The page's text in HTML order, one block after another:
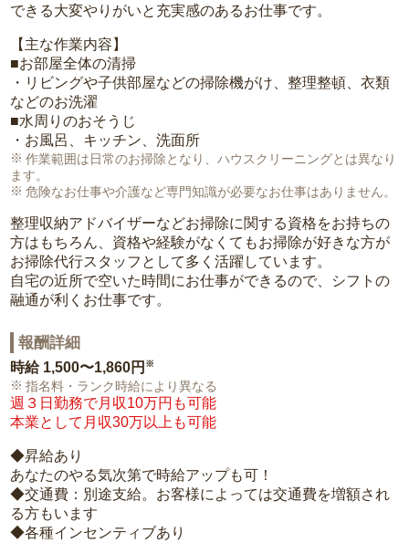
できる大変やりがいと充実感のあるお仕事です。
【主な作業内容】
■お部屋全体の清掃
・リビングや子供部屋などの掃除機がけ、整理整頓、衣類
などのお洗濯
■水周りのおそうじ
・お風呂、キッチン、洗面所
作業範囲は日常のお掃除となり、ハウスクリーニングとは異なり
ます。
危険なお仕事や介護など専門知識が必要なお仕事はありません。
整理収納アドバイザーなどお掃除に関する資格をお持ちの
方はもちろん、資格や経験がなくてもお掃除が好きな方が
お掃除代行スタッフとして多く活躍しています。
自宅の近所で空いた時間にお仕事ができるので、シフトの
融通が利くお仕事です。
報酬詳細
時給 1,500〜1,860円 ※
指名料・ランク時給により異なる
週３日勤務で月収10万円も可能
本業として月収30万以上も可能
◆昇給あり
あなたのやる気次第で時給アップも可！
◆交通費：別途支給。お客様によっては交通費を増額され
る方もいます
◆各種インセンティブあり